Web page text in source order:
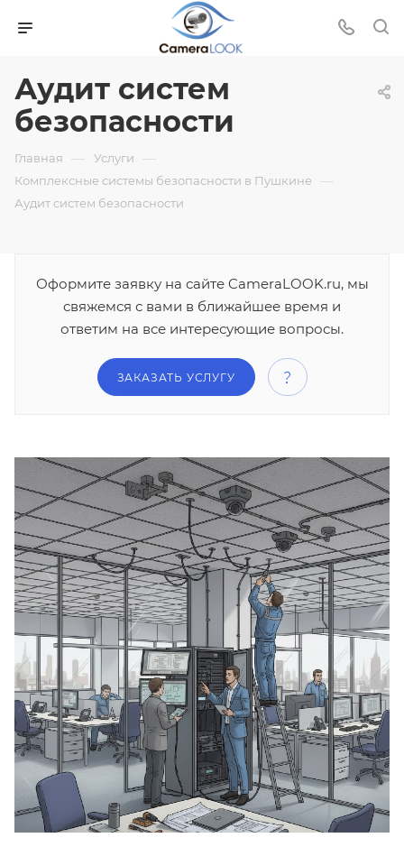
Аудит систем
безопасности
Главная — Услуги —
Комплексные системы безопасности в Пушкине —
Аудит систем безопасности
Оформите заявку на сайте CameraLOOK.ru, мы
свяжемся с вами в ближайшее время и
ответим на все интересующие вопросы.
ЗАКАЗАТЬ УСЛУГУ